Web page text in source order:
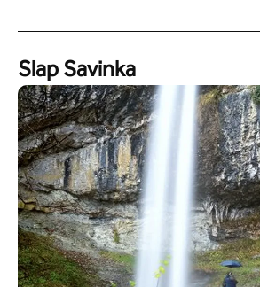
Slap Savinka